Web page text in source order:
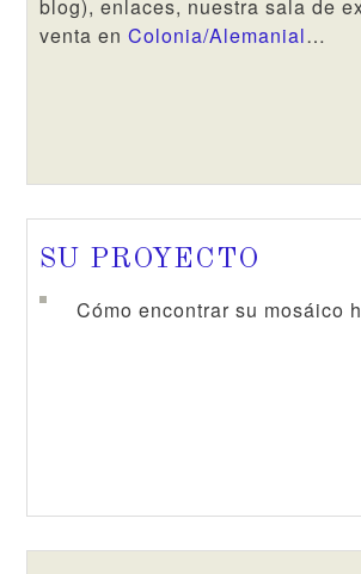
blog), enlaces, nuestra sala de
venta enColonia/Alemanial…
SU PROYECTO
Cómo encontrar su mosáico